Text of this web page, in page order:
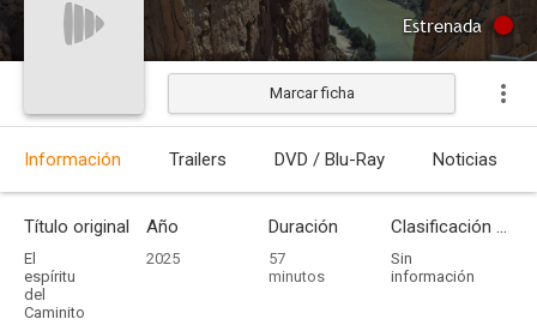
Estrenada
Marcar ficha
Información Trailers DVD / Blu-Ray Noticias
Título original
El
espíritu
del
Caminito
Año
2025
Duración
57
minutos
Clasificación por edades
Sin
información